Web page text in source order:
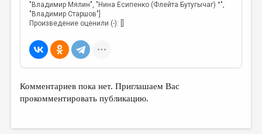
МАЛАЯ ПРОЗА
ЛИТЕРАТУРОВЕДЕНИЕ
ПУБЛИЦИСТИКА
"Владимир Мялин", "Нина Есипенко (Флейта Бутугычаг) °",
"Владимир Старшов"]
Произведение оценили (-): []
Комментариев пока нет. Приглашаем Вас
прокомментировать публикацию.